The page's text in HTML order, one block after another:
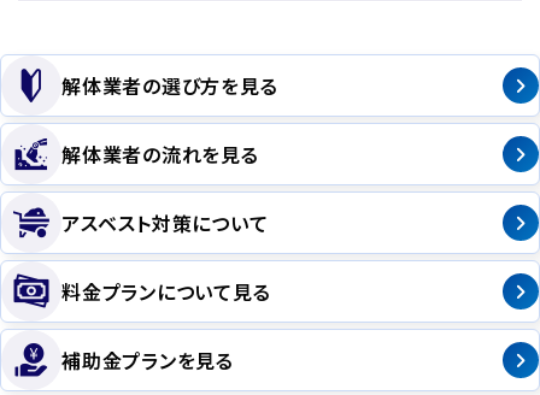
解体業者の選び方を見る
解体業者の流れを見る
アスベスト対策について
料金プランについて見る
補助金プランを見る